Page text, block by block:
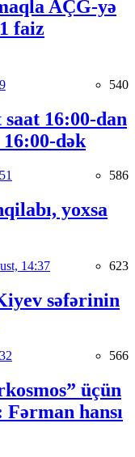
AÇG-yə
faiz
540
16:00-dan
16:00-dək
586
yoxsa
14:37 623
səfərinin
566
üçün
hansı